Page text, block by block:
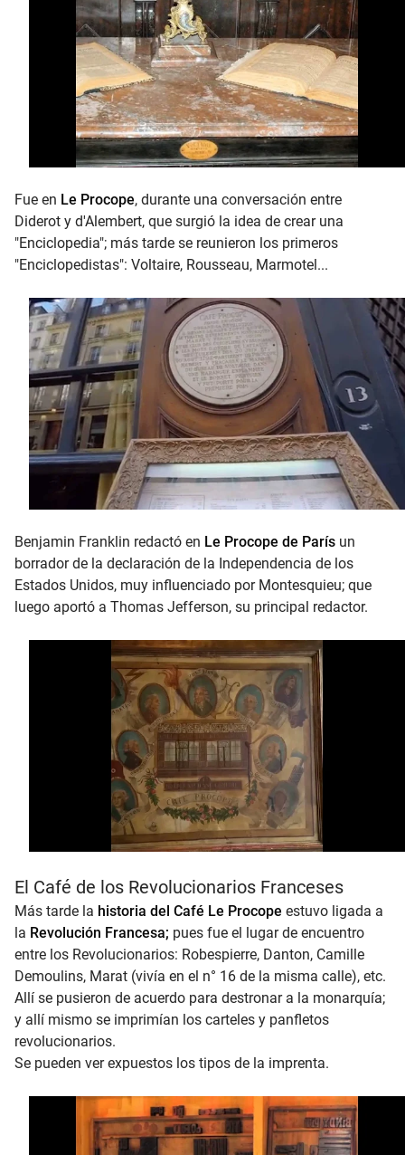
Fue en Le Procope, durante una conversación entre
Diderot y d'Alembert, que surgió la idea de crear una
"Enciclopedia"; más tarde se reunieron los primeros
"Enciclopedistas": Voltaire, Rousseau, Marmotel...
Benjamin Franklin redactó en Le Procope de París un
borrador de la declaración de la Independencia de los
Estados Unidos, muy influenciado por Montesquieu; que
luego aportó a Thomas Jefferson, su principal redactor.
El Café de los Revolucionarios Franceses
Más tarde la historia del Café Le Procope estuvo ligada a
la Revolución Francesa; pues fue el lugar de encuentro
entre los Revolucionarios: Robespierre, Danton, Camille
Demoulins, Marat (vivía en el n° 16 de la misma calle), etc.
Allí se pusieron de acuerdo para destronar a la monarquía;
y allí mismo se imprimían los carteles y panfletos
revolucionarios.
Se pueden ver expuestos los tipos de la imprenta.